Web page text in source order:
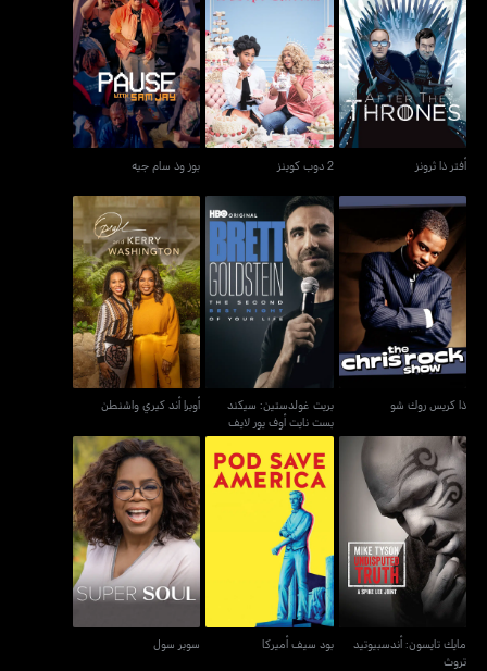
أفتر ذا ثرونز
أفتر ذا ثرونز
2 دوب كوينز
2 دوب كوينز
بوز وذ سام جيه
بوز وذ سام جيه
ذا كريس روك شو
ذا كريس روك شو
بريت غولدستين: سيكند
بست نايت أوف يور لايف
بريت غولدستين: سيكند
بست نايت أوف يور لايف
أوبرا أند كيري واشنطن
أوبرا أند كيري واشنطن
مايك تايسون: أندسبيوتيد
تروث
مايك تايسون: أندسبيوتيد
تروث
بود سيف أميركا
بود سيف أميركا
سوبر سول
سوبر سول